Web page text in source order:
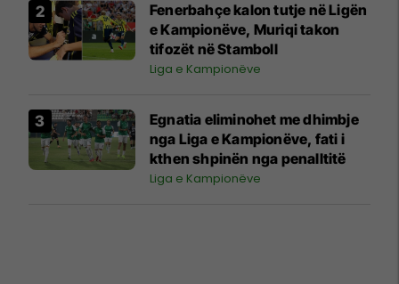
Fenerbahçe kalon tutje në Ligën
e Kampionëve, Muriqi takon
tifozët në Stamboll
Liga e Kampionëve
Egnatia eliminohet me dhimbje
nga Liga e Kampionëve, fati i
kthen shpinën nga penalltitë
Liga e Kampionëve